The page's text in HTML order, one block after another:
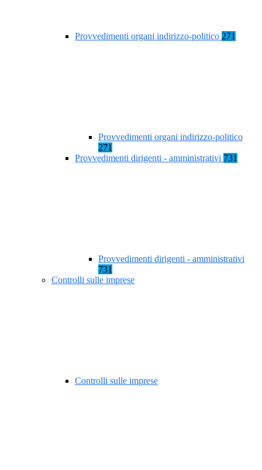
Provvedimenti organi indirizzo-politico 271
Provvedimenti organi indirizzo-politico
271
Provvedimenti dirigenti - amministrativi 731
Provvedimenti dirigenti - amministrativi
731
Controlli sulle imprese
Controlli sulle imprese